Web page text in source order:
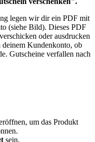
legen wir dir ein PDF mit
(siehe Bild). Dieses PDF
oder ausdrucken
deinem Kundenkonto, ob
Gutscheine verfallen nach
um das Produkt
sein.